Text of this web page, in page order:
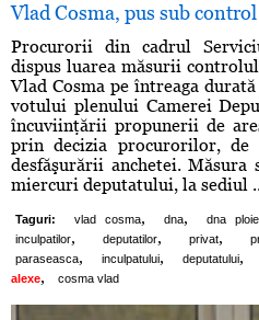
Vlad Cosma, pus sub
Procurorii din cadrul
dispus luarea măsurii
Vlad Cosma pe întreaga
votului plenului Camerei
încuviinţării propunerii de
prin decizia procurorilor, de
desfăşurării anchetei. Măsura
miercuri deputatului, la sediul
Taguri: vlad cosma, dna, dna
inculpatilor, deputatilor, privat,
paraseasca, inculpatului, deputatului,
alexe, cosma vlad